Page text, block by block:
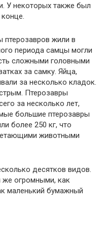
У некоторых также был
птерозавров жили в
периода самцы могли
сложными головными
за самку. Яйца,
за несколько кладок.
Птерозавры
за несколько лет,
большие птерозавры
более 250 кг, что
животными
десятков видов.
же огромными, как
маленький бумажный